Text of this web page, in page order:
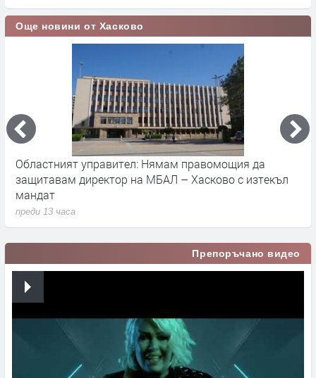
Още новини от Хасково
Областният управител: Нямам правомощия да
защитавам директор на МБАЛ – Хасково с изтекъл
мандат
преди 13 часа
Препоръчано видео